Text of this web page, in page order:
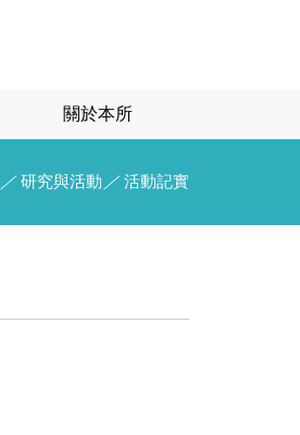
關於本所
／ 研究與活動 ／ 活動記實